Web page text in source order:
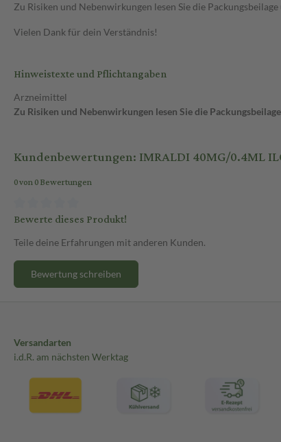
Zu Risiken und Nebenwirkungen lesen Sie die
Vielen Dank für dein Verständnis!
Hinweistexte und Pflichtangaben
Arzneimittel
Zu Risiken und Nebenwirkungen lesen Sie die
Kundenbewertungen: IMRALDI 40MG/0.4ML
0 von 0 Bewertungen
Bewerte dieses Produkt!
Teile deine Erfahrungen mit anderen Kunden.
Bewertung schreiben
Versandarten
i.d.R. am nächsten Werktag